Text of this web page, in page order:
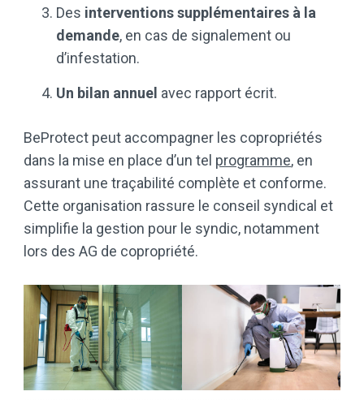
Des interventions supplémentaires à la
demande, en cas de signalement ou
d’infestation.
Un bilan annuel avec rapport écrit.
BeProtect peut accompagner les copropriétés
dans la mise en place d’un tel programme, en
assurant une traçabilité complète et conforme.
Cette organisation rassure le conseil syndical et
simplifie la gestion pour le syndic, notamment
lors des AG de copropriété.